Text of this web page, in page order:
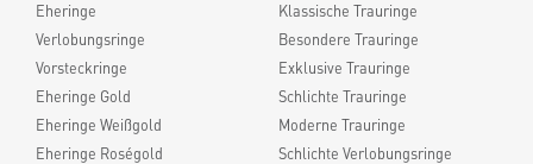
Eheringe
Verlobungsringe
Vorsteckringe
Eheringe Gold
Eheringe Weißgold
Eheringe Roségold
Klassische Trauringe
Besondere Trauringe
Exklusive Trauringe
Schlichte Trauringe
Moderne Trauringe
Schlichte Verlobungsringe